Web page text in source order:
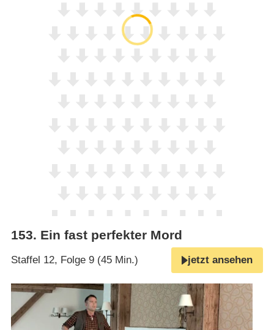
153. Ein fast perfekter Mord
Staffel 12, Folge 9 (45 Min.) jetzt ansehen